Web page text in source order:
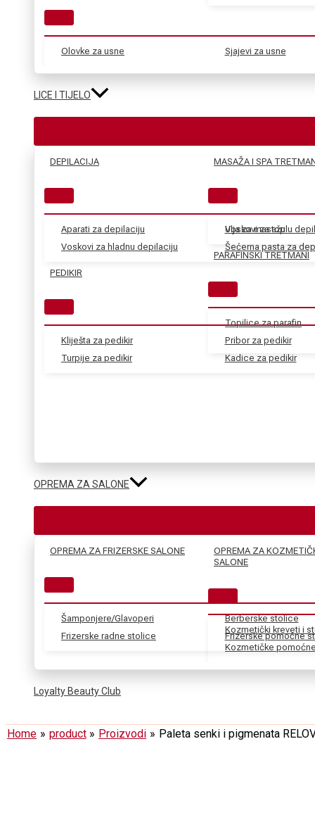
Olovke za usne Sjajevi za usne
LICE I TIJELO
DEPILACIJA
Aparati za depilaciju
Voskovi za hladnu depilaciju
Voskovi za toplu
Šećerna pasta za
PEDIKIR
Kliješta za pedikir
Turpije za pedikir
Pribor za pedikir
Kadice za pedikir
MASAŽA I SPA
Ulja za masažu
PARAFINSKI TRETMANI
Topilice za parafin
OPREMA ZA SALONE
OPREMA ZA FRIZERSKE SALONE
Šamponjere/Glavoperi
Frizerske radne stolice
Berberske stolice
Frizerske pomoćne
OPREMA ZA
SALONE
Kozmetički kreveti i
Kozmetičke
Loyalty Beauty Club
Home product Proizvodi Paleta senki i pigmenata